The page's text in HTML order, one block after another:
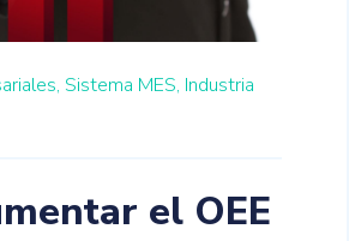
Sistema MES, Industria
el OEE